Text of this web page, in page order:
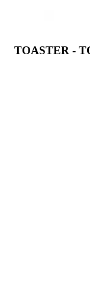
TOASTER -